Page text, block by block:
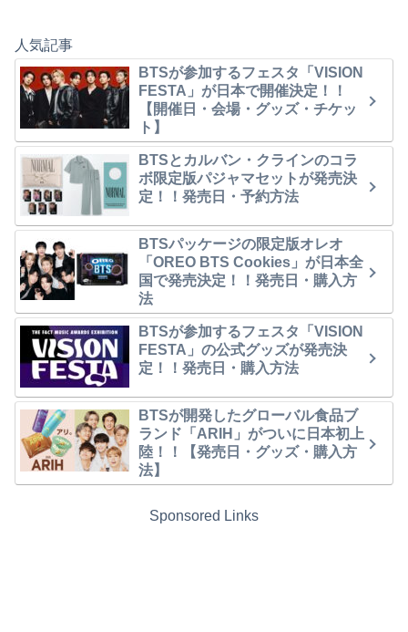
人気記事
BTSが参加するフェスタ「VISION
FESTA」が日本で開催決定！！
【開催日・会場・グッズ・チケッ
ト】
BTSとカルバン・クラインのコラ
ボ限定版パジャマセットが発売決
定！！発売日・予約方法
BTSパッケージの限定版オレオ
「OREO BTS Cookies」が日本全
国で発売決定！！発売日・購入方
法
BTSが参加するフェスタ「VISION
FESTA」の公式グッズが発売決
定！！発売日・購入方法
BTSが開発したグローバル食品ブ
ランド「ARIH」がついに日本初上
陸！！【発売日・グッズ・購入方
法】
Sponsored Links